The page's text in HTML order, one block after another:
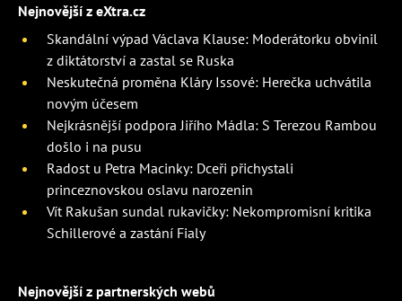
Nejnovější z eXtra.cz
Skandální výpad Václava Klause: Moderátorku obvinil
z diktátorství a zastal se Ruska
Neskutečná proměna Kláry Issové: Herečka uchvátila
novým účesem
Nejkrásnější podpora Jiřího Mádla: S Terezou Rambou
došlo i na pusu
Radost u Petra Macinky: Dceři přichystali
princeznovskou oslavu narozenin
Vít Rakušan sundal rukavičky: Nekompromisní kritika
Schillerové a zastání Fialy
Nejnovější z partnerských webů